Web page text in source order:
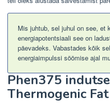
Mis juhtub, sel juhul on see, et
energiapotentsiaali see on
päevadeks. Vabastades kõik
energiaimpulssi söömise ajal
Phen375
Thermogenic